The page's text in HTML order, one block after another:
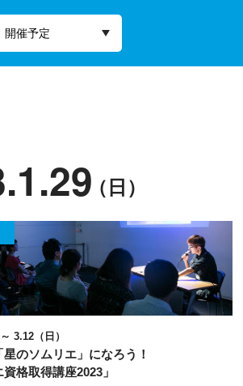
（日）
3.12（日）
のソムリエ」になろう！
資格取得講座2023」